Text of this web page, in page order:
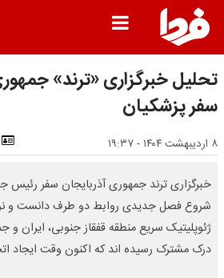
تحلیل خبرگزاری «ترند»
سفر پزشکیان
۸ اردیبهشت ۱۴۰۴ - ۱۹:۳۷
خبرگزاری ترند جمهوری آذربایجان سفر رئیس
شروع فصل جدیدی روابط دو طرف دانست و
ژئوپلیتیک سریع منطقه قفقاز جنوبی، ایران و
درک مشترک رسیده اند که اکنون وقت ایجاد